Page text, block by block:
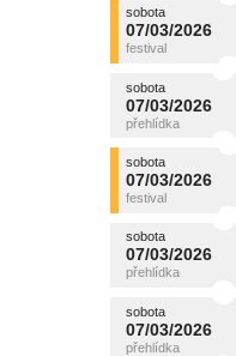
sobota
07/03/2026
sobota
07/03/2026
sobota
07/03/2026
sobota
07/03/2026
sobota
07/03/2026
sobota
07/03/2026
sobota
07/03/2026
sobota
07/03/2026
sobota
07/03/2026
sobota
07/03/2026